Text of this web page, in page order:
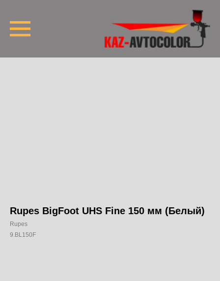
Rupes BigFoot UHS Fine 150 мм (Белый)
Rupes
9.BL150F